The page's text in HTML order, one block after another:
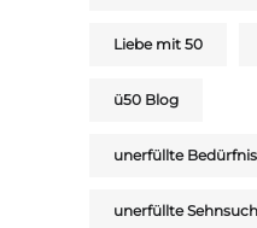
Liebe mit 50
ü50 Blog
unerfüllte
unerfüllte